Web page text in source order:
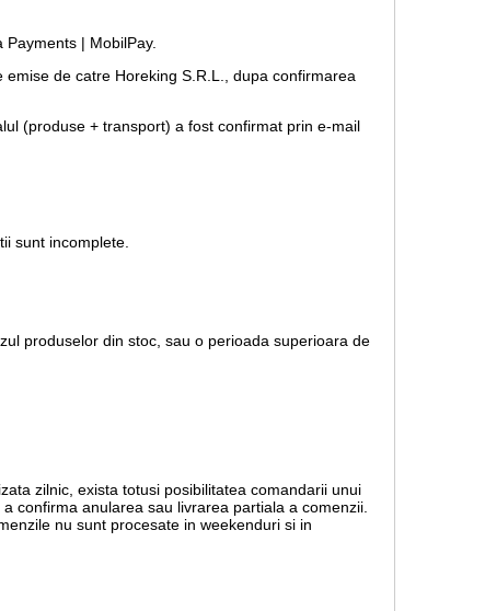
| MobilPay.
de catre Horeking S.R.L., dupa confirmarea
(produse + transport) a fost confirmat prin e-mail
sunt incomplete.
produselor din stoc, sau o perioada superioara de
zilnic, exista totusi posibilitatea comandarii unui
confirma anularea sau livrarea partiala a comenzii.
nu sunt procesate in weekenduri si in